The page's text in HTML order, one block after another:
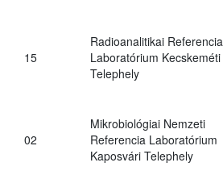
15
Radioanalitikai Referencia
Laboratórium Kecskeméti
Telephely
02
Mikrobiológiai Nemzeti
Referencia Laboratórium
Kaposvári Telephely